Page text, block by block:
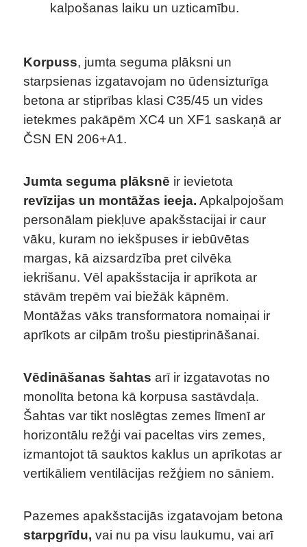
kalpošanas laiku un uzticamību.
Korpuss, jumta seguma plāksni un
starpsienas izgatavojam no ūdensizturīga
betona ar stiprības klasi C35/45 un vides
ietekmes pakāpēm XC4 un XF1 saskaņā ar
ČSN EN 206+A1.
Jumta seguma plāksnē ir ievietota
revīzijas un montāžas ieeja. Apkalpojošam
personālam piekļuve apakšstacijai ir caur
vāku, kuram no iekšpuses ir iebūvētas
margas, kā aizsardzība pret cilvēka
iekrišanu. Vēl apakšstacija ir aprīkota ar
stāvām trepēm vai biežāk kāpnēm.
Montāžas vāks transformatora nomaiņai ir
aprīkots ar cilpām trošu piestiprināšanai.
Vēdināšanas šahtas arī ir izgatavotas no
monolīta betona kā korpusa sastāvdaļa.
Šahtas var tikt noslēgtas zemes līmenī ar
horizontālu režģi vai paceltas virs zemes,
izmantojot tā sauktos kaklus un aprīkotas ar
vertikāliem ventilācijas režģiem no sāniem.
Pazemes apakšstacijās izgatavojam betona
starpgrīdu, vai nu pa visu laukumu, vai arī